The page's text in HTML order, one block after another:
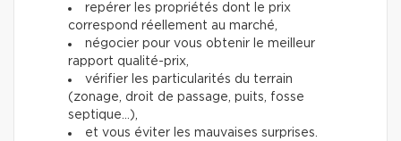
repérer les propriétés dont le prix
correspond réellement au marché,
négocier pour vous obtenir le meilleur
rapport qualité-prix,
vérifier les particularités du terrain
(zonage, droit de passage, puits, fosse
septique…),
et vous éviter les mauvaises surprises.